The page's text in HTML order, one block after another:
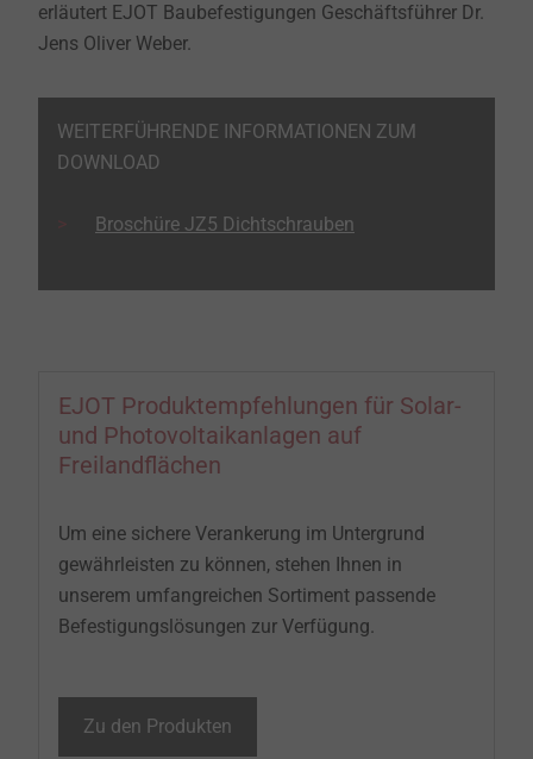
erläutert EJOT Baubefestigungen Geschäftsführer Dr.
Jens Oliver Weber.
WEITERFÜHRENDE INFORMATIONEN ZUM
DOWNLOAD
Broschüre JZ5 Dichtschrauben
EJOT Produktempfehlungen für Solar-
und Photovoltaikanlagen auf
Freilandflächen
Um eine sichere Verankerung im Untergrund
gewährleisten zu können, stehen Ihnen in
unserem umfangreichen Sortiment passende
Befestigungslösungen zur Verfügung.
Zu den Produkten